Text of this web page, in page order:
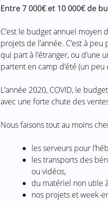
Entre 7 000€ et 10 000€ de
C’est le budget annuel moyen
projets de l’année. C’est à
qui part à l’étranger, ou
partent en camp d’été (un
L’année 2020, COVID, le
avec une forte chute des
Nous faisons tout au moins
les serveurs pour
les transports des
ou vidéos,
du matériel non utile
nos projets et week-